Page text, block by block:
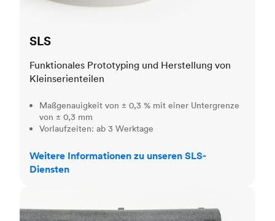
SLS
Funktionales Prototyping und Herstellung von
Kleinserienteilen
Maßgenauigkeit von ± 0,3 % mit einer Untergrenze
von ± 0,3 mm
Vorlaufzeiten: ab 3 Werktage
Weitere Informationen zu unseren SLS-
Diensten